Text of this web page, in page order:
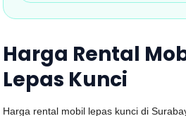
Harga Rental
Lepas Kunci
Harga rental mobil lepas kunci di